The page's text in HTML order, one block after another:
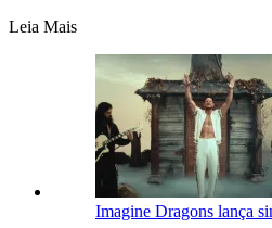
Leia Mais
Imagine Dragons lança